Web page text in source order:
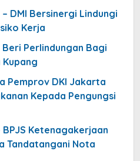
DMI Bersinergi Lindungi
Kerja
Perlindungan Bagi
Pemprov DKI Jakarta
Kepada Pengungsi
Ketenagakerjaan
Tandatangani Nota